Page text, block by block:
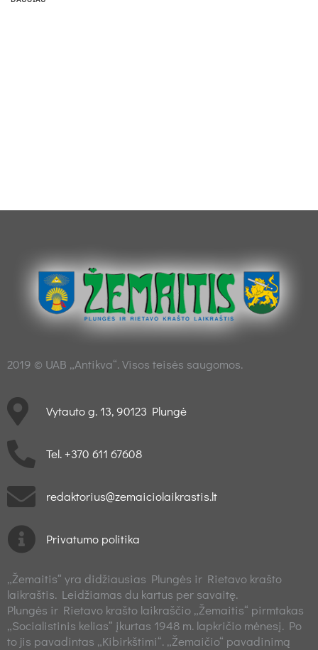
2019 © UAB „Antikva“. Visos teisės saugomos.
Vytauto g. 13, 90123 Plungė
Tel. +370 611 67608
redaktorius@zemaiciolaikrastis.lt
Privatumo politika
„Žemaitis“ yra didžiausias Plungės ir Rietavo krašto
laikraštis. Leidžiamas du kartus per savaitę.
Plungės ir Rietavo krašto laikraščio „Žemaitis“ pirmtakas
„Socialistinis kelias“ įkurtas 1948 m. lapkričio mėnesį. Po
to jis pavadintas „Kibirkštimi“. „Žemaičio“ pavadinimą